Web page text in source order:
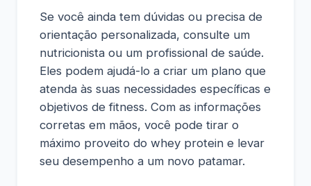
Se você ainda tem dúvidas ou precisa de
orientação personalizada, consulte um
nutricionista ou um profissional de saúde.
Eles podem ajudá-lo a criar um plano que
atenda às suas necessidades específicas e
objetivos de fitness. Com as informações
corretas em mãos, você pode tirar o
máximo proveito do whey protein e levar
seu desempenho a um novo patamar.